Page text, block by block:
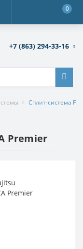
0
+7 (863) 294-33-16
Сплит-система
Premier